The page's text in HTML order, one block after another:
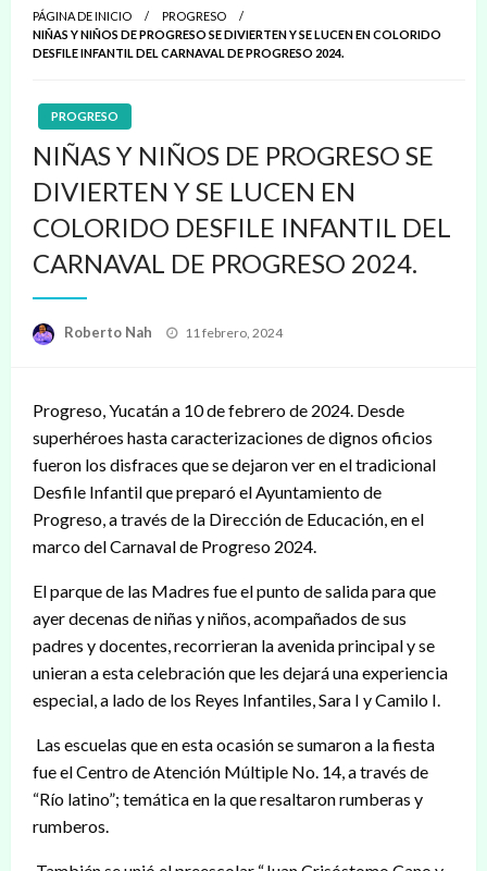
PÁGINA DE INICIO
PROGRESO
NIÑAS Y NIÑOS DE PROGRESO SE DIVIERTEN Y SE LUCEN EN COLORIDO
DESFILE INFANTIL DEL CARNAVAL DE PROGRESO 2024.
PROGRESO
NIÑAS Y NIÑOS DE PROGRESO SE
DIVIERTEN Y SE LUCEN EN
COLORIDO DESFILE INFANTIL DEL
CARNAVAL DE PROGRESO 2024.
Roberto Nah
Publicado
11 febrero, 2024
Progreso, Yucatán a 10 de febrero de 2024. Desde
superhéroes hasta caracterizaciones de dignos oficios
fueron los disfraces que se dejaron ver en el tradicional
Desfile Infantil que preparó el Ayuntamiento de
Progreso, a través de la Dirección de Educación, en el
marco del Carnaval de Progreso 2024.
El parque de las Madres fue el punto de salida para que
ayer decenas de niñas y niños, acompañados de sus
padres y docentes, recorrieran la avenida principal y se
unieran a esta celebración que les dejará una experiencia
especial, a lado de los Reyes Infantiles, Sara I y Camilo I.
Las escuelas que en esta ocasión se sumaron a la fiesta
fue el Centro de Atención Múltiple No. 14, a través de
“Río latino”; temática en la que resaltaron rumberas y
rumberos.